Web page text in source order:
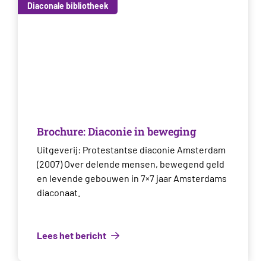
Diaconale bibliotheek
Brochure: Diaconie in beweging
Uitgeverij: Protestantse diaconie Amsterdam
(2007) Over delende mensen, bewegend geld
en levende gebouwen in 7×7 jaar Amsterdams
diaconaat.
Lees het bericht